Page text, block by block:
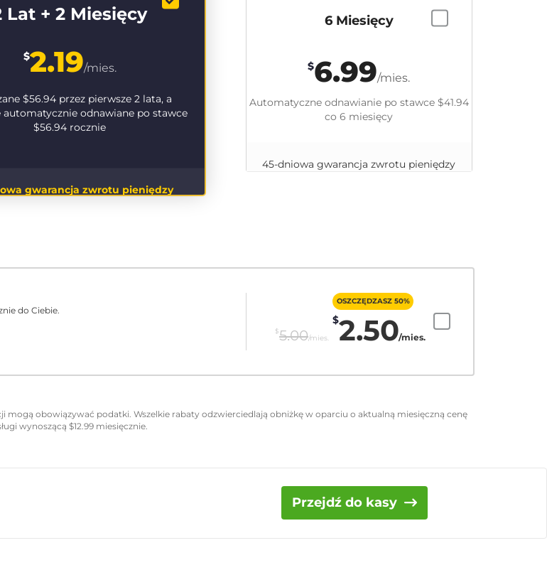
Lat + 2 Miesięcy
$2.19/mies.
$56.94 przez pierwsze 2 lata, a
automatycznie odnawiane po stawce
$56.94 rocznie
gwarancja zwrotu pieniędzy
6 Miesięcy
$6.99/mies.
Automatyczne odnawianie po stawce $41.94
co 6 miesięcy
45-dniowa gwarancja zwrotu pieniędzy
do Ciebie.
$5.00/mies.
OSZCZĘDZASZ 50%
$2.50/mies.
obowiązywać podatki. Wszelkie rabaty odzwierciedlają obniżkę w oparciu o aktualną miesięczną cenę
wynoszącą $12.99 miesięcznie.
Przejdź do kasy